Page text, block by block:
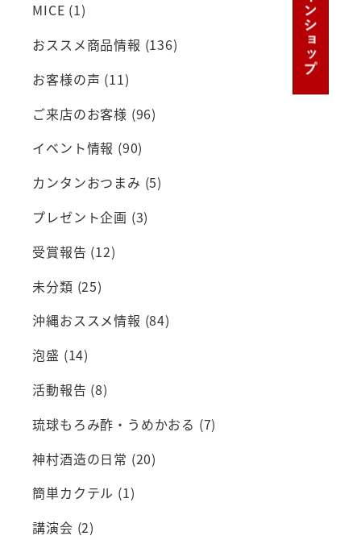
MICE (1)
おススメ商品情報 (136)
お客様の声 (11)
ご来店のお客様 (96)
イベント情報 (90)
カンタンおつまみ (5)
プレゼント企画 (3)
受賞報告 (12)
未分類 (25)
沖縄おススメ情報 (84)
泡盛 (14)
活動報告 (8)
琉球もろみ酢・うめかおる (7)
神村酒造の日常 (20)
簡単カクテル (1)
講演会 (2)